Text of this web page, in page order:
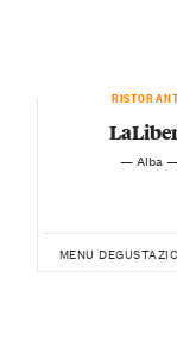
— Alba
MENU